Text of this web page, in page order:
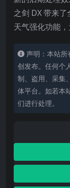
之剑 DX 带来
天气强化功能
声明：本站所
创发布。任何个
制、盗用、采集
体平台。如若本
们进行处理。